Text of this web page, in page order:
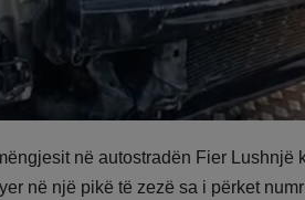
në autostradën Fier Lushnjë
në një pikë të zezë sa i përket